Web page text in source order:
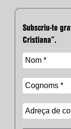
Subscriu-te
Cristiana”.